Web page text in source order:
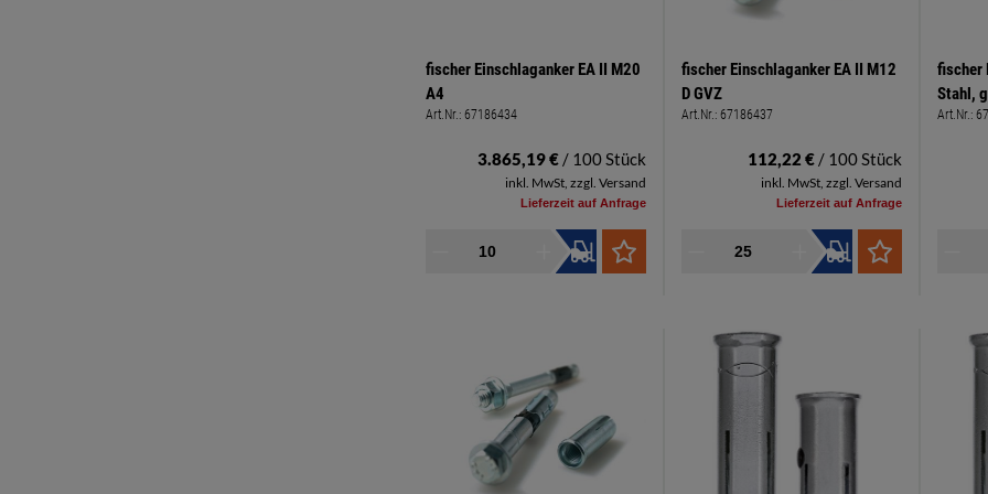
fischer Einschlaganker EA II M20
A4
Art.Nr.: 67186434
3.865,19 € / 100 Stück
inkl. MwSt, zzgl. Versand
Lieferzeit auf Anfrage
fischer Einschlaganker EA II M12
D GVZ
Art.Nr.: 67186437
112,22 € / 100 Stück
inkl. MwSt, zzgl. Versand
Lieferzeit auf Anfrage
fischer
Stahl,
Art.Nr.: